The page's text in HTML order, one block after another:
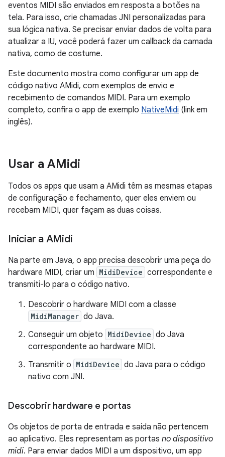
eventos MIDI são enviados em resposta a botões na
tela. Para isso, crie chamadas JNI personalizadas para
sua lógica nativa. Se precisar enviar dados de volta para
atualizar a IU, você poderá fazer um callback da camada
nativa, como de costume.
Este documento mostra como configurar um app de
código nativo AMidi, com exemplos de envio e
recebimento de comandos MIDI. Para um exemplo
completo, confira o app de exemplo NativeMidi (link em
inglês).
Usar a AMidi
Todos os apps que usam a AMidi têm as mesmas etapas
de configuração e fechamento, quer eles enviem ou
recebam MIDI, quer façam as duas coisas.
Iniciar a AMidi
Na parte em Java, o app precisa descobrir uma peça do
hardware MIDI, criar um MidiDevice correspondente e
transmiti-lo para o código nativo.
Descobrir o hardware MIDI com a classe
MidiManager do Java.
Conseguir um objeto MidiDevice do Java
correspondente ao hardware MIDI.
Transmitir o MidiDevice do Java para o código
nativo com JNI.
Descobrir hardware e portas
Os objetos de porta de entrada e saída não pertencem
ao aplicativo. Eles representam as portas no dispositivo
midi. Para enviar dados MIDI a um dispositivo, um app